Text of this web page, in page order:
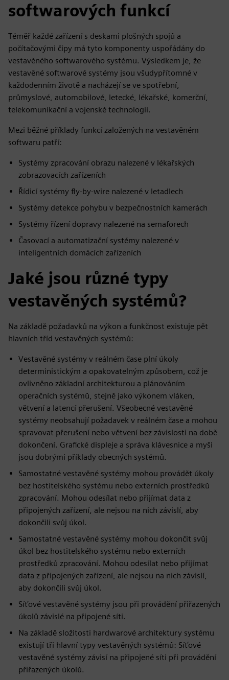
softwarových funkcí
Téměř každé zařízení s deskami plošných spojů a
počítačovými čipy má tyto komponenty uspořádány do
vestavěného softwarového systému. Výsledkem je, že
vestavěné softwarové systémy jsou všudypřítomné v
každodenním životě a nacházejí se ve spotřební,
průmyslové, automobilové, letecké, lékařské, komerční,
telekomunikační a vojenské technologii.
Mezi běžné příklady funkcí založených na vestavěném
softwaru patří:
Systémy zpracování obrazu nalezené v lékařských
zobrazovacích zařízeních
Řídicí systémy fly-by-wire nalezené v letadlech
Systémy detekce pohybu v bezpečnostních kamerách
Systémy řízení dopravy nalezené na semaforech
Časovací a automatizační systémy nalezené v
inteligentních domácích zařízeních
Jaké jsou různé typy
vestavěných systémů?
Na základě požadavků na výkon a funkčnost existuje pět
hlavních tříd vestavěných systémů:
Vestavěné systémy v reálném čase plní úkoly
deterministickým a opakovatelným způsobem, což je
ovlivněno základní architekturou a plánováním
operačních systémů, stejně jako výkonem vláken,
větvení a latencí přerušení. Všeobecné vestavěné
systémy neobsahují požadavek v reálném čase a mohou
spravovat přerušení nebo větvení bez závislosti na době
dokončení. Grafické displeje a správa klávesnice a myši
jsou dobrými příklady obecných systémů.
Samostatné vestavěné systémy mohou provádět úkoly
bez hostitelského systému nebo externích prostředků
zpracování. Mohou odesílat nebo přijímat data z
připojených zařízení, ale nejsou na nich závislí, aby
dokončili svůj úkol.
Samostatné vestavěné systémy mohou dokončit svůj
úkol bez hostitelského systému nebo externích
prostředků zpracování. Mohou odesílat nebo přijímat
data z připojených zařízení, ale nejsou na nich závislí,
aby dokončili svůj úkol.
Síťové vestavěné systémy jsou při provádění přiřazených
úkolů závislé na připojené síti.
Na základě složitosti hardwarové architektury systému
existují tři hlavní typy vestavěných systémů: Síťové
vestavěné systémy závisí na připojené síti při provádění
přiřazených úkolů.